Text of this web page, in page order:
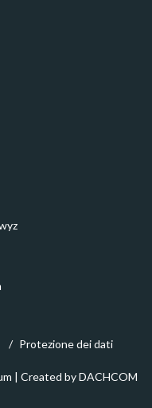
Protezione dei dati
| Created byDACHCOM